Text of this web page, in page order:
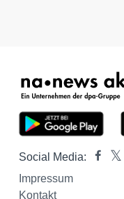
Social Media:
Impressum
Kontakt